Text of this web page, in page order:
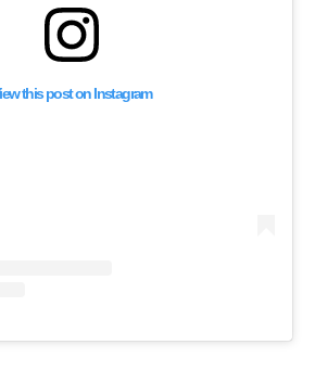
this post on Instagram